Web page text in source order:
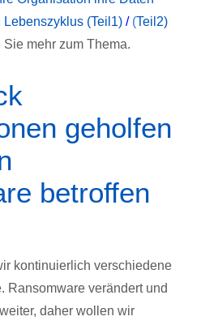
(Teil1) / (Teil2)
mehr zum Thema.
geholfen
betroffen
kontinuierlich verschiedene
Ransomware verändert und
daher wollen wir